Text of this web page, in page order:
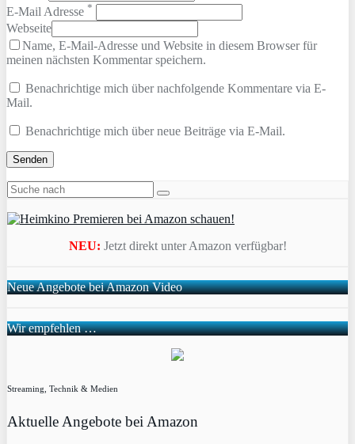
E-Mail Adresse *
Webseite
Name, E-Mail-Adresse und Website in diesem Browser für
meinen nächsten Kommentar speichern.
Benachrichtige mich über nachfolgende Kommentare via E-
Mail.
Benachrichtige mich über neue Beiträge via E-Mail.
NEU: Jetzt direkt unter Amazon verfügbar!
Neue Angebote bei Amazon Video
Wir empfehlen …
Streaming, Technik & Medien
Aktuelle Angebote bei Amazon